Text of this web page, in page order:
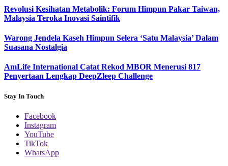
Revolusi Kesihatan Metabolik: Forum Himpun Pakar Taiwan,
Malaysia Teroka Inovasi Saintifik
Warong Jendela Kaseh Himpun Selera ‘Satu Malaysia’ Dalam
Suasana Nostalgia
AmLife International Catat Rekod MBOR Menerusi 817
Penyertaan Lengkap DeepZleep Challenge
Stay In Touch
Facebook
Instagram
YouTube
TikTok
WhatsApp